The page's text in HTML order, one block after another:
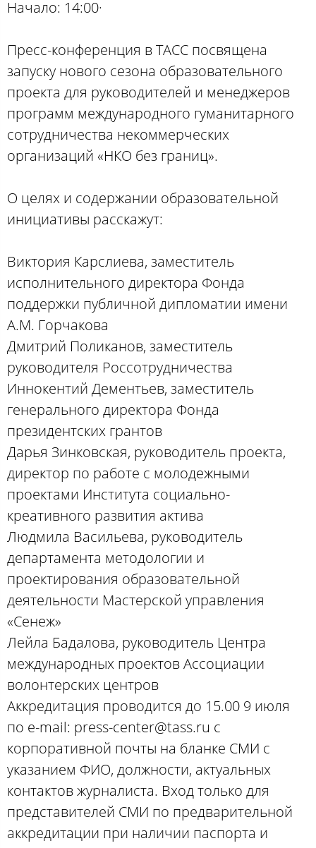
Начало: 14:00·
Пресс-конференция в ТАСС посвящена
запуску нового сезона образовательного
проекта для руководителей и менеджеров
программ международного гуманитарного
сотрудничества некоммерческих
организаций «НКО без границ».
О целях и содержании образовательной
инициативы расскажут:
Виктория Карслиева, заместитель
исполнительного директора Фонда
поддержки публичной дипломатии имени
А.М. Горчакова
Дмитрий Поликанов, заместитель
руководителя Россотрудничества
Иннокентий Дементьев, заместитель
генерального директора Фонда
президентских грантов
Дарья Зинковская, руководитель проекта,
директор по работе с молодежными
проектами Института социально-
креативного развития актива
Людмила Васильева, руководитель
департамента методологии и
проектирования образовательной
деятельности Мастерской управления
«Сенеж»
Лейла Бадалова, руководитель Центра
международных проектов Ассоциации
волонтерских центров
Аккредитация проводится до 15.00 9 июля
по e-mail: press-center@tass.ru с
корпоративной почты на бланке СМИ с
указанием ФИО, должности, актуальных
контактов журналиста. Вход только для
представителей СМИ по предварительной
аккредитации при наличии паспорта и